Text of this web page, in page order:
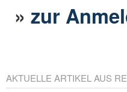
»zur
AKTUELLE ARTIKEL AUS